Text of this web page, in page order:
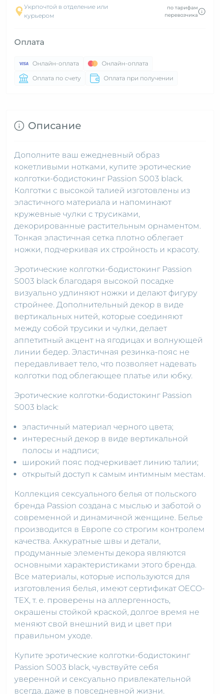
Укрпочтой в отделение или
курьером
по тарифам
перевозчика
Оплата
Онлайн-оплата
Онлайн-оплата
Оплата по счету
Оплата при получении
Описание
Дополните ваш ежедневный образ
кокетливыми нотками, купите эротические
колготки-бодистокинг Passion S003 black.
Колготки с высокой талией изготовлены из
эластичного материала и напоминают
кружевные чулки с трусиками,
декорированные растительным орнаментом.
Тонкая эластичная сетка плотно облегает
ножки, подчеркивая их стройность и красоту.
Эротические колготки-бодистокинг Passion
S003 black благодаря высокой посадке
визуально удлиняют ножки и делают фигуру
стройнее. Дополнительный декор в виде
вертикальных нитей, которые соединяют
между собой трусики и чулки, делает
аппетитный акцент на ягодицах и волнующей
линии бедер. Эластичная резинка-пояс не
передавливает тело, что позволяет надевать
колготки под облегающее платье или юбку.
Эротические колготки-бодистокинг Passion
S003 black:
эластичный материал черного цвета;
интересный декор в виде вертикальной
полосы и надписи;
широкий пояс подчеркивает линию талии;
открытый доступ к самым интимным местам.
Коллекция сексуального белья от польского
бренда Passion создана с мыслью и заботой о
современной и динамичной женщине. Белье
производится в Европе со строгим контролем
качества. Аккуратные швы и детали,
продуманные элементы декора являются
основными характеристиками этого бренда.
Все материалы, которые используются для
изготовления белья, имеют сертификат OECO-
TEX, т. е. проверены на аллергенность,
окрашены стойкой краской, долгое время не
меняют свой внешний вид и цвет при
правильном уходе.
Купите эротические колготки-бодистокинг
Passion S003 black, чувствуйте себя
уверенной и сексуально привлекательной
всегда, даже в повседневной жизни.